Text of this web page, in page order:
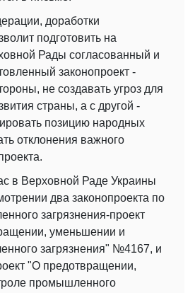
доработки
подготовить на
Рады согласованный и
законопроект -
не создавать угроз для
страны, а с другой -
позицию народных
отклонения важного
в Верховной Раде Украины
два законопроекта по
загрязнения-проект
уменьшении и
загрязнения" №4167, и
"О предотвращении,
промышленного